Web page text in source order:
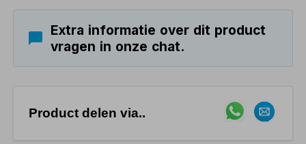
Extra informatie over dit product
vragen in onze chat.
Product delen via..